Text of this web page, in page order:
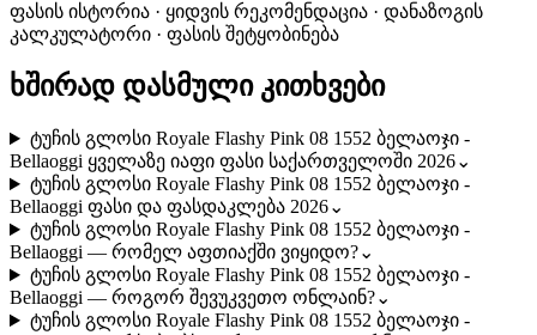
ფასის ისტორია · ყიდვის რეკომენდაცია · დანაზოგის
კალკულატორი · ფასის შეტყობინება
ხშირად დასმული კითხვები
ტუჩის გლოსი Royale Flashy Pink 08 1552 ბელაოჯი -
Bellaoggi ყველაზე იაფი ფასი საქართველოში 2026⌄
ტუჩის გლოსი Royale Flashy Pink 08 1552 ბელაოჯი -
Bellaoggi ფასი და ფასდაკლება 2026⌄
ტუჩის გლოსი Royale Flashy Pink 08 1552 ბელაოჯი -
Bellaoggi — რომელ აფთიაქში ვიყიდო?⌄
ტუჩის გლოსი Royale Flashy Pink 08 1552 ბელაოჯი -
Bellaoggi — როგორ შევუკვეთო ონლაინ?⌄
ტუჩის გლოსი Royale Flashy Pink 08 1552 ბელაოჯი -